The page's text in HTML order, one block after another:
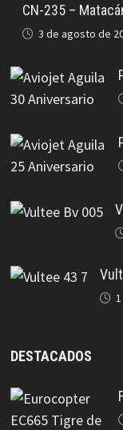
CN-235 –
3 de agosto de
DESTACADOS